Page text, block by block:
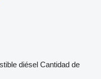
diésel Cantidad de